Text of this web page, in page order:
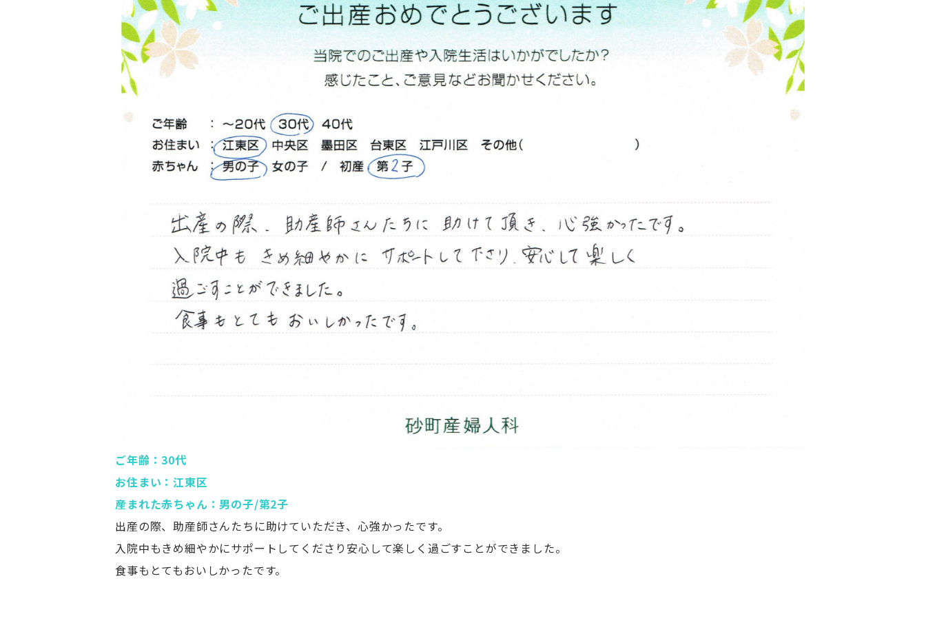
ご年齢：30代
お住まい：江東区
産まれた赤ちゃん：男の子/第2子
出産の際、助産師さんたちに助けていただき、心強かったです。
入院中もきめ細やかにサポートしてくださり安心して楽しく過ごすことができました。
食事もとてもおいしかったです。